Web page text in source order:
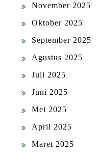
November 2025
Oktober 2025
September 2025
Agustus 2025
Juli 2025
Juni 2025
Mei 2025
April 2025
Maret 2025